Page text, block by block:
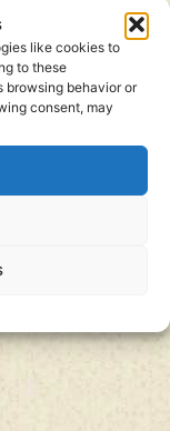
like cookies to
to these
browsing behavior or
consent, may